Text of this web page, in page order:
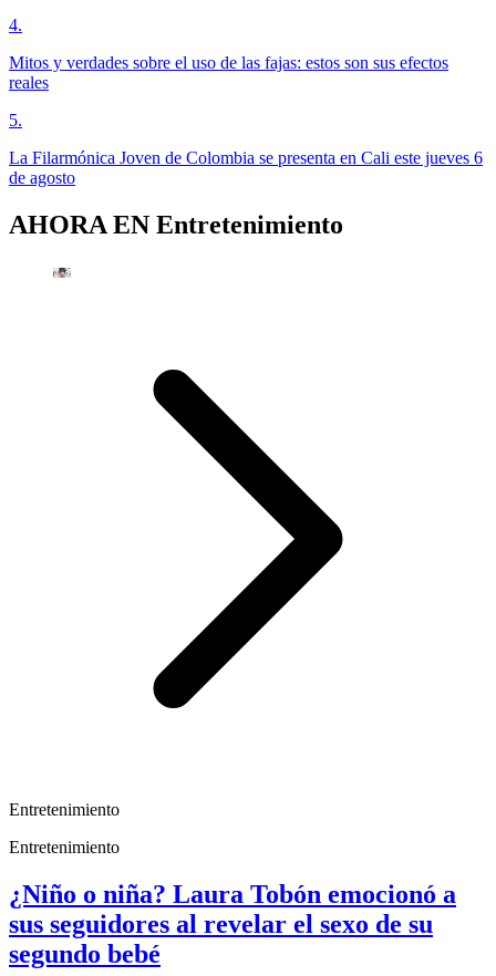
4.
Mitos y verdades sobre el uso de las fajas: estos son sus efectos
reales
5.
La Filarmónica Joven de Colombia se presenta en Cali este jueves 6
de agosto
AHORA EN Entretenimiento
Entretenimiento
Entretenimiento
¿Niño o niña? Laura Tobón emocionó a
sus seguidores al revelar el sexo de su
segundo bebé